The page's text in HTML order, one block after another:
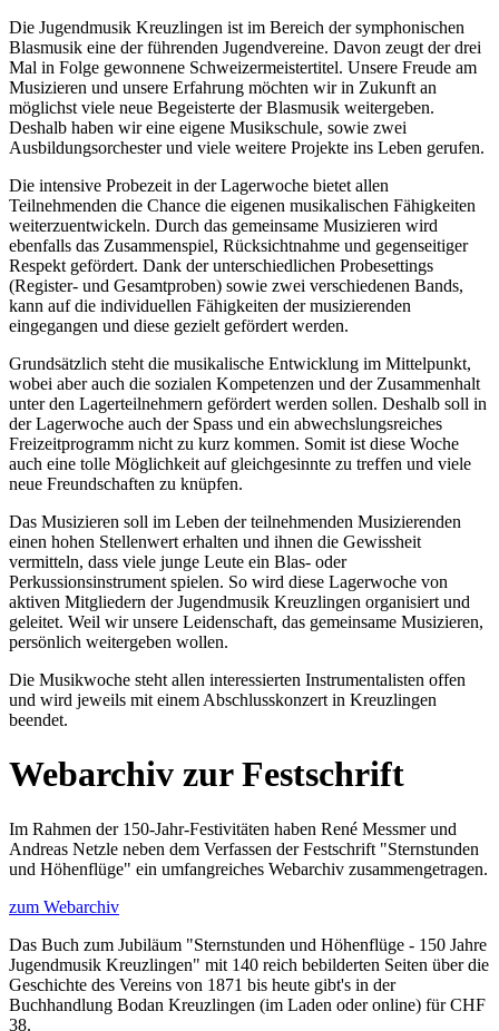
Die Jugendmusik Kreuzlingen ist im Bereich der symphonischen
Blasmusik eine der führenden Jugendvereine. Davon zeugt der drei
Mal in Folge gewonnene Schweizermeistertitel. Unsere Freude am
Musizieren und unsere Erfahrung möchten wir in Zukunft an
möglichst viele neue Begeisterte der Blasmusik weitergeben.
Deshalb haben wir eine eigene Musikschule, sowie zwei
Ausbildungsorchester und viele weitere Projekte ins Leben gerufen.
Die intensive Probezeit in der Lagerwoche bietet allen
Teilnehmenden die Chance die eigenen musikalischen Fähigkeiten
weiterzuentwickeln. Durch das gemeinsame Musizieren wird
ebenfalls das Zusammenspiel, Rücksichtnahme und gegenseitiger
Respekt gefördert. Dank der unterschiedlichen Probesettings
(Register- und Gesamtproben) sowie zwei verschiedenen Bands,
kann auf die individuellen Fähigkeiten der musizierenden
eingegangen und diese gezielt gefördert werden.
Grundsätzlich steht die musikalische Entwicklung im Mittelpunkt,
wobei aber auch die sozialen Kompetenzen und der Zusammenhalt
unter den Lagerteilnehmern gefördert werden sollen. Deshalb soll in
der Lagerwoche auch der Spass und ein abwechslungsreiches
Freizeitprogramm nicht zu kurz kommen. Somit ist diese Woche
auch eine tolle Möglichkeit auf gleichgesinnte zu treffen und viele
neue Freundschaften zu knüpfen.
Das Musizieren soll im Leben der teilnehmenden Musizierenden
einen hohen Stellenwert erhalten und ihnen die Gewissheit
vermitteln, dass viele junge Leute ein Blas- oder
Perkussionsinstrument spielen. So wird diese Lagerwoche von
aktiven Mitgliedern der Jugendmusik Kreuzlingen organisiert und
geleitet. Weil wir unsere Leidenschaft, das gemeinsame Musizieren,
persönlich weitergeben wollen.
Die Musikwoche steht allen interessierten Instrumentalisten offen
und wird jeweils mit einem Abschlusskonzert in Kreuzlingen
beendet.
Webarchiv zur Festschrift
Im Rahmen der 150-Jahr-Festivitäten haben René Messmer und
Andreas Netzle neben dem Verfassen der Festschrift "Sternstunden
und Höhenflüge" ein umfangreiches Webarchiv zusammengetragen.
zum Webarchiv
Das Buch zum Jubiläum "Sternstunden und Höhenflüge - 150 Jahre
Jugendmusik Kreuzlingen" mit 140 reich bebilderten Seiten über die
Geschichte des Vereins von 1871 bis heute gibt's in der
Buchhandlung Bodan Kreuzlingen (im Laden oder online) für CHF
38.